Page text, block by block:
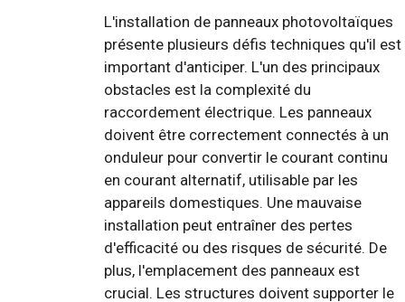
L'installation de panneaux photovoltaïques
présente plusieurs défis techniques qu'il est
important d'anticiper. L'un des principaux
obstacles est la complexité du
raccordement électrique. Les panneaux
doivent être correctement connectés à un
onduleur pour convertir le courant continu
en courant alternatif, utilisable par les
appareils domestiques. Une mauvaise
installation peut entraîner des pertes
d'efficacité ou des risques de sécurité. De
plus, l'emplacement des panneaux est
crucial. Les structures doivent supporter le